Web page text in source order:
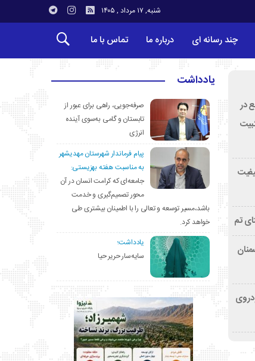
شنبه, ۱۷ مرداد , ۱۴۰۵
چند رسانه ای درباره ما تماس با ما
در
تم
یادداشت
صرفه‌جویی، راهی برای عبور از
تابستان و گامی به‌سوی آینده
انرژی
پیام فرماندار شهرستان مهدیشهر
به مناسبت هفته بهزیستی:
جامعه‌ای که کرامت انسان در آن
محور تصمیم‌گیری و خدمت
باشد،مسیر توسعه و تعالی را با اطمینان بیشتری طی
خواهد کرد.
یادداشت؛
سایه‌سار حریر حیا